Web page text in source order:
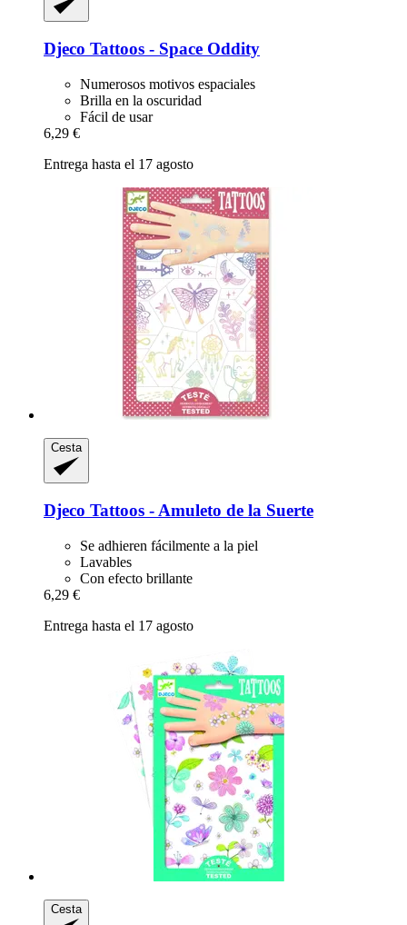
Djeco Tattoos -​ Space Oddity
Numerosos motivos espaciales
Brilla en la oscuridad
Fácil de usar
6,29 €
Entrega hasta el 17 agosto
Cesta
Djeco Tattoos -​ Amuleto de la Suerte
Se adhieren fácilmente a la piel
Lavables
Con efecto brillante
6,29 €
Entrega hasta el 17 agosto
Cesta